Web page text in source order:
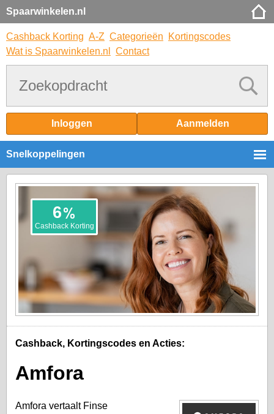
Spaarwinkelen.nl
Cashback Korting A-Z Categorieën
Kortingscodes
Wat is Spaarwinkelen.nl
Contact
Inloggen Aanmelden
Snelkoppelingen
6%
Cashback Korting
Cashback, Kortingscodes en Acties:
Amfora
Amfora vertaalt Finse